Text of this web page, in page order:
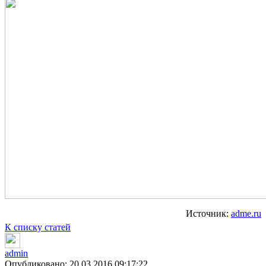
Источник: adme.ru
К списку статей
admin
Опубликовано: 20.03.2016 09:17:22